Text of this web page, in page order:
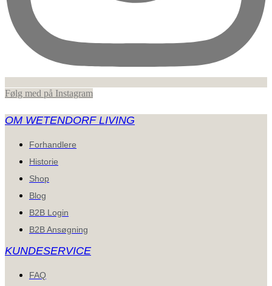
Følg med på Instagram
OM WETENDORF LIVING
Forhandlere
Historie
Shop
Blog
B2B Login
B2B Ansøgning
KUNDESERVICE
FAQ